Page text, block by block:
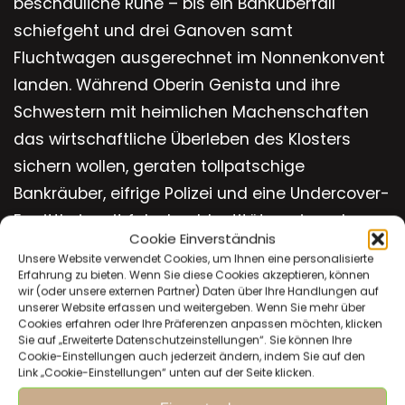
Cookie Einverständnis
Unsere Website verwendet Cookies, um Ihnen eine personalisierte
Erfahrung zu bieten. Wenn Sie diese Cookies akzeptieren, können
wir (oder unsere externen Partner) Daten über Ihre Handlungen auf
unserer Website erfassen und weitergeben. Wenn Sie mehr über
Cookies erfahren oder Ihre Präferenzen anpassen möchten, klicken
Sie auf „Erweiterte Datenschutzeinstellungen“. Sie können Ihre
Cookie-Einstellungen auch jederzeit ändern, indem Sie auf den
Link „Cookie-Einstellungen“ unten auf der Seite klicken.
schiefgeht und drei Ganoven samt
Fluchtwagen ausgerechnet im Nonnenkonvent
landen. Während Oberin Genista und ihre
Schwestern mit heimlichen Machenschaften
das wirtschaftliche Überleben des Klosters
sichern wollen, geraten tollpatschige
Bankräuber, eifrige Polizei und eine Undercover-
Ermittlerin mit falscher Identität aneinander.
Missverständnisse, Wortspiele und absurde
Verwechslungen überschlagen sich, wenn
Dachdecker keine Dächer decken, Nonnen
plötzlich als Profi-Gangster gelten und alle
verzweifelt versuchen, Geld, Glauben und Moral